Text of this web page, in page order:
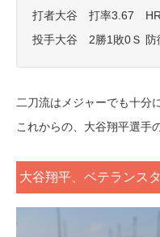
打者大谷 打率3.67
投手大谷 2勝1敗0Ｓ 防
二刀流はメジャーでも十分
これからの、大谷翔平選手
大谷翔平、ベテランス